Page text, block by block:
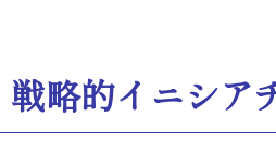
戦略的イニシア